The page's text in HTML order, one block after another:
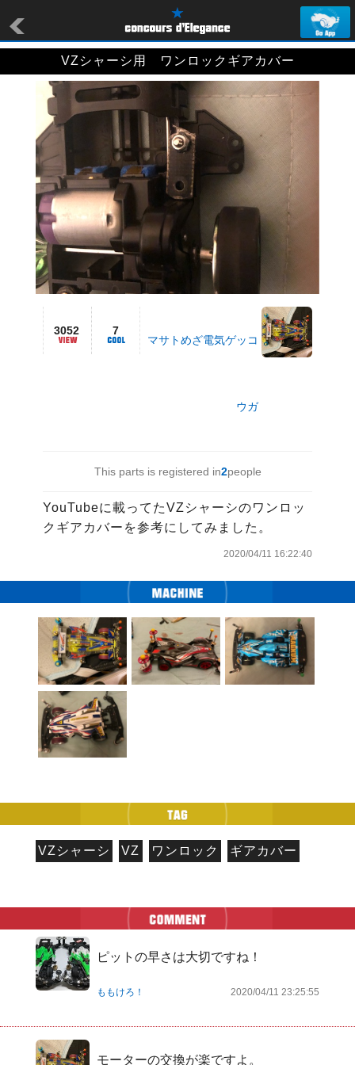
VZシャーシ用 ワンロックギアカバー
3052 7
マサトめざ電気ゲッコ
ウガ
This parts is registered in2people
YouTubeに載ってたVZシャーシのワンロッ
クギアカバーを参考にしてみました。
2020/04/11 16:22:40
VZシャーシ VZ ワンロック ギアカバー
ピットの早さは大切ですね！
ももけろ！ 2020/04/11 23:25:55
モーターの交換が楽ですよ。